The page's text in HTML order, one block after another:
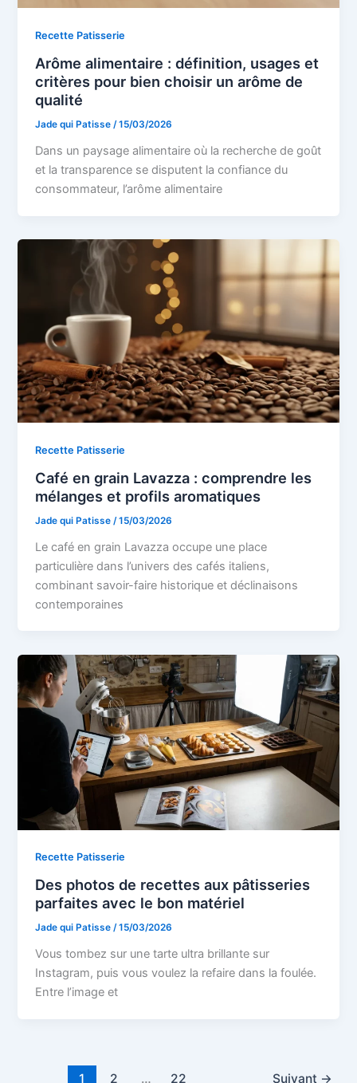
Recette Patisserie
Arôme alimentaire : définition, usages et
critères pour bien choisir un arôme de
qualité
Jade qui Patisse/15/03/2026
Dans un paysage alimentaire où la recherche de goût
et la transparence se disputent la confiance du
consommateur, l’arôme alimentaire
Recette Patisserie
Café en grain Lavazza : comprendre les
mélanges et profils aromatiques
Jade qui Patisse /15/03/2026
Le café en grain Lavazza occupe une place
particulière dans l’univers des cafés italiens,
combinant savoir-faire historique et déclinaisons
contemporaines
Recette Patisserie
Des photos de recettes aux pâtisseries
parfaites avec le bon matériel
Jade qui Patisse/15/03/2026
Vous tombez sur une tarte ultra brillante sur
Instagram, puis vous voulez la refaire dans la foulée.
Entre l’image et
1 2 … 22 Suivant →